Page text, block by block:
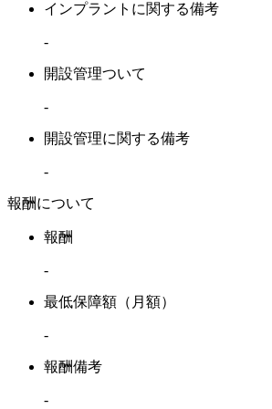
インプラントに関する備考
-
開設管理ついて
-
開設管理に関する備考
-
報酬について
報酬
-
最低保障額（月額）
-
報酬備考
-